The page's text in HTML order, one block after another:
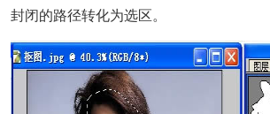
封闭的路径转化为选区。